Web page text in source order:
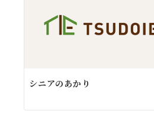
シニアのあかり